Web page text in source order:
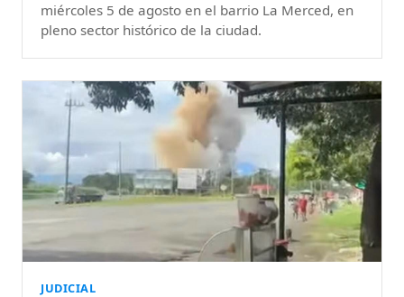
miércoles 5 de agosto en el barrio La Merced, en
pleno sector histórico de la ciudad.
JUDICIAL